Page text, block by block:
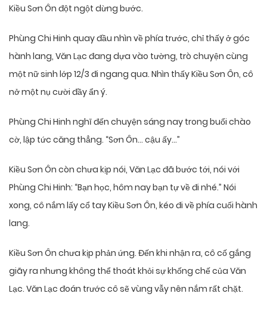
Kiều Sơn Ôn đột ngột dừng bước.
Phùng Chi Hinh quay đầu nhìn về phía trước, chỉ thấy ở góc
hành lang, Văn Lạc đang dựa vào tường, trò chuyện cùng
một nữ sinh lớp 12/3 đi ngang qua. Nhìn thấy Kiều Sơn Ôn, cô
nở một nụ cười đầy ẩn ý.
Phùng Chi Hinh nghĩ đến chuyện sáng nay trong buổi chào
cờ, lập tức căng thẳng. “Sơn Ôn… cậu ấy…”
Kiều Sơn Ôn còn chưa kịp nói, Văn Lạc đã bước tới, nói với
Phùng Chi Hinh: “Bạn học, hôm nay bạn tự về đi nhé.” Nói
xong, cô nắm lấy cổ tay Kiều Sơn Ôn, kéo đi về phía cuối hành
lang.
Kiều Sơn Ôn chưa kịp phản ứng. Đến khi nhận ra, cô cố gắng
giãy ra nhưng không thể thoát khỏi sự khống chế của Văn
Lạc. Văn Lạc đoán trước cô sẽ vùng vẫy nên nắm rất chặt.